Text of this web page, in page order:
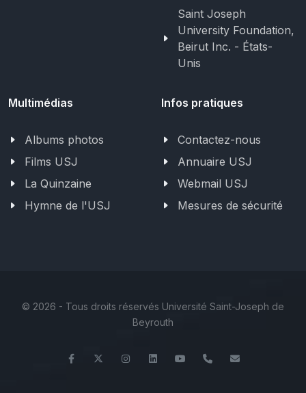
Saint Joseph
University Foundation,
Beirut Inc. - États-
Unis
Multimédias
Albums photos
Films USJ
La Quinzaine
Hymne de l'USJ
Infos pratiques
Contactez-nous
Annuaire USJ
Webmail USJ
Mesures de sécurité
© 2026 - Tous droits réservés Université Saint-Joseph de
Beyrouth
FacebookTwitter InstagramLinkedInYouTube+961 (1) 421 579